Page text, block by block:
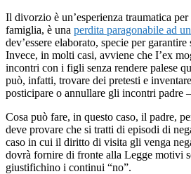
Il divorzio è un’esperienza traumatica
famiglia, è una perdita paragonabile ad
dev’essere elaborato, specie per
Invece, in molti casi, avviene che I’ex
incontri con i figli senza rendere palese
può, infatti, trovare dei pretesti e
posticipare o annullare gli incontri padre
Cosa può fare, in questo caso, il padre,
deve provare che si tratti di episodi di
caso in cui il diritto di visita gli venga
dovrà fornire di fronte alla Legge motivi
giustifichino i continui “no”.